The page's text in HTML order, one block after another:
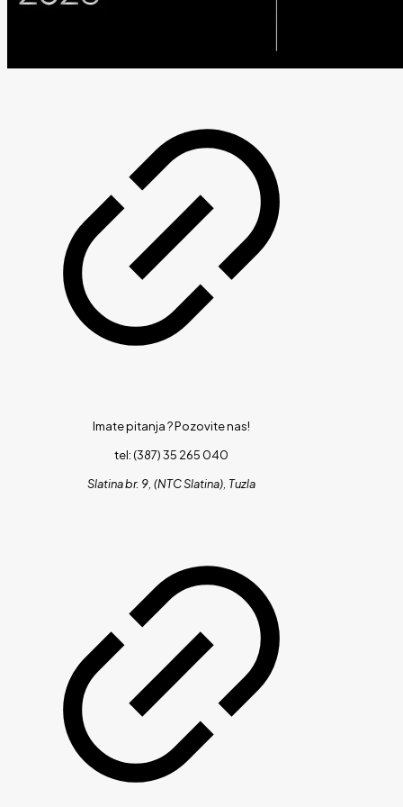
Imate pitanja ?Pozovite nas!
tel: (387) 35 265 040
Slatina br. 9, (NTC Slatina), Tuzla